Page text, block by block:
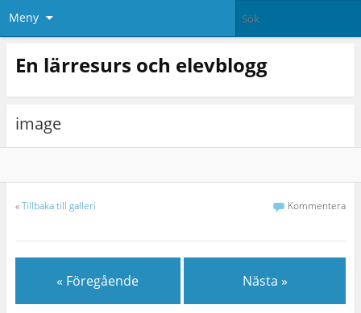
Meny
En lärresurs och elevblogg
image
«Tillbaka till galleri Kommentera
« Föregående Nästa »